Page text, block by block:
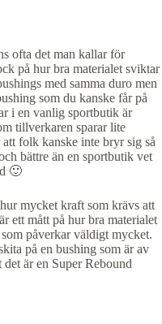
ofta det man kallar för
på hur bra materialet sviktar
med samma duro men
som du kanske får på
i en vanlig sportbutik är
tillverkaren sparar lite
folk kanske inte bryr sig så
bättre än en sportbutik vet
🙂
mycket kraft som krävs att
ett mått på hur bra materialet
påverkar väldigt mycket.
på en bushing som är av
är en Super Rebound